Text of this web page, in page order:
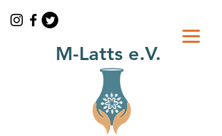
M-Latts e.V.